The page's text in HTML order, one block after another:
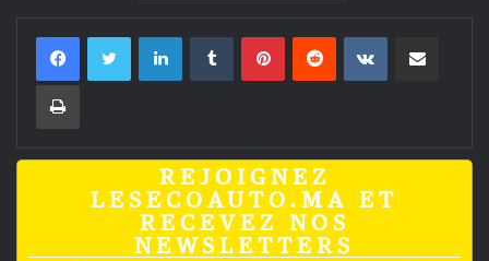
LinkedinTumblrPinterestReddit VKontakte
Imprimer
REJOIGNEZ
LESECOAUTO.MA ET
RECEVEZ NOS
NEWSLETTERS